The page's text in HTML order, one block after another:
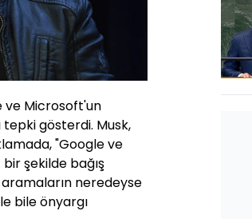
ve Microsoft'un
tepki gösterdi. Musk,
"Google ve
şekilde bağış
aramaların neredeyse
bile önyargı